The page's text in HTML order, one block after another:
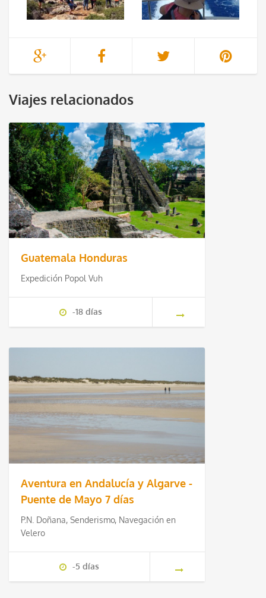
Viajes relacionados
Guatemala Honduras
Expedición Popol Vuh
-18 días
Aventura en Andalucía y Algarve -
Puente de Mayo 7 días
P.N. Doñana, Senderismo, Navegación en
Velero
-5 días